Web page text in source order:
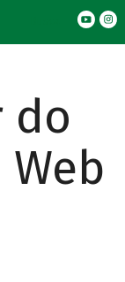
do